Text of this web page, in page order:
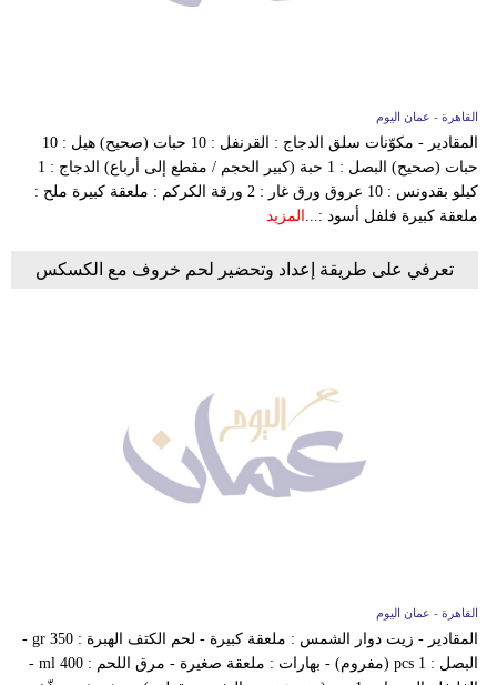
القاهرة - عمان اليوم
المقادير - مكوّنات سلق الدجاج : القرنفل : 10 حبات (صحيح) هيل : 10
حبات (صحيح) البصل : 1 حبة (كبير الحجم / مقطع إلى أرباع) الدجاج : 1
كيلو بقدونس : 10 عروق ورق غار : 2 ورقة الكركم : ملعقة كبيرة ملح :
ملعقة كبيرة فلفل أسود :... المزيد
تعرفي على طريقة إعداد وتحضير لحم خروف مع الكسكس
القاهرة - عمان اليوم
المقادير - زيت دوار الشمس : ملعقة كبيرة - لحم الكتف الهبرة : 350 gr -
البصل : 1 pcs (مفروم) - بهارات : ملعقة صغيرة - مرق اللحم : 400 ml -